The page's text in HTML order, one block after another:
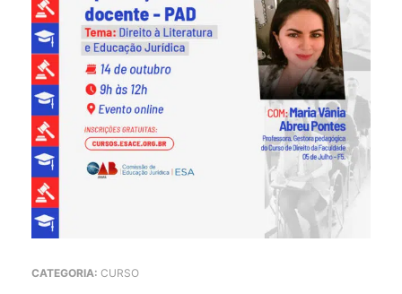
CATEGORIA: CURSO